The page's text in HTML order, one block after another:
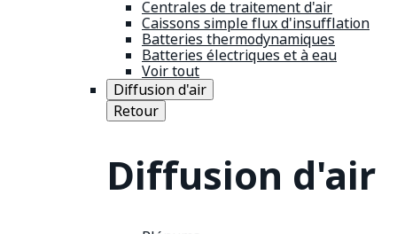
Centrales de traitement d'air
Caissons simple flux d'insufflation
Batteries thermodynamiques
Batteries électriques et à eau
Voir tout
Diffusion d'air
Retour
Diffusion d'air